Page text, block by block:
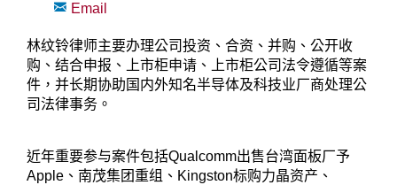
Email
林纹铃律师主要办理公司投资、合资、并购、公开收
购、结合申报、上市柜申请、上市柜公司法令遵循等案
件，并长期协助国内外知名半导体及科技业厂商处理公
司法律事务。
近年重要参与案件包括Qualcomm出售台湾面板厂予
Apple、南茂集团重组、Kingston标购力晶资产、